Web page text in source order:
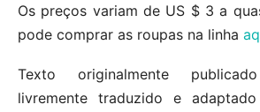
Os preços variam de US $ 3 a
pode comprar as roupas na linha
Texto originalmente
livremente traduzido e